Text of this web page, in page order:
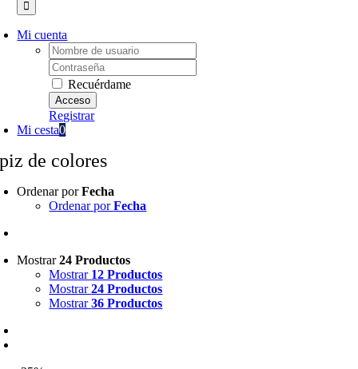
Mi cuenta
Username:
Password:
Recuérdame
Registrar
Mi cesta0
de colores
Ordenar porFecha
Ordenar porFecha
Mostrar24 Productos
Mostrar 12 Productos
Mostrar24 Productos
Mostrar36 Productos